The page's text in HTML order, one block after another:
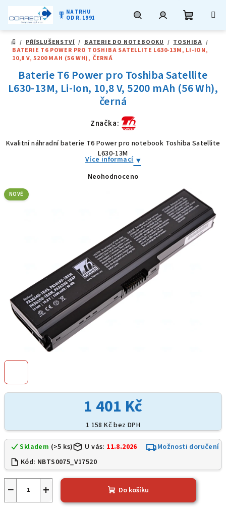
obsah
military_tech NA TRHU
OD R. 1991
DOMŮ
/ PŘÍSLUŠENSTVÍ / BATERIE DO NOTEBOOKU / TOSHIBA /
BATERIE T6 POWER PRO TOSHIBA SATELLITE L630-13M, LI-ION,
10,8 V, 5200 MAH (56 WH), ČERNÁ
1 401 Kč
1 158 Kč bez DPH
Skladem (>5 ks) U vás: 11.8.2026
Možnosti doručení
Kód: NBTS0075_V17520
+
− Do košíku
Baterie T6 Power pro Toshiba Satellite
L630-13M, Li-Ion, 10,8 V, 5200 mAh (56 Wh),
černá
Značka:
Kvalitní náhradní baterie T6 Power pro notebook Toshiba Satellite
L630-13M
Více informací
Průměrné
hvězdiček.
Neohodnoceno
NOVÉ